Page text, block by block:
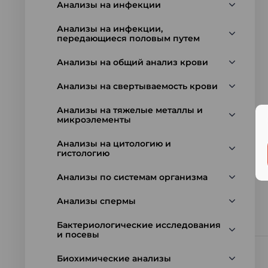
Анализы на инфекции
Анализы на инфекции,
передающиеся половым путем
Анализы на общий анализ крови
Анализы на свертываемость крови
Анализы на тяжелые металлы и
микроэлементы
Анализы на цитологию и
гистологию
Анализы по системам организма
Анализы спермы
Бактериологические исследования
и посевы
Биохимические анализы